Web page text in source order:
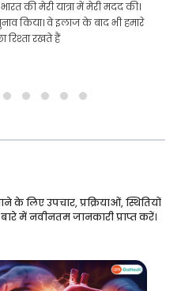
की मेरी यात्रा में मेरी मदद की।
किया। वे इलाज के बाद भी हमारे
रिश्ता रखते हैं
लिए उपचार, प्रक्रियाओं, स्थितियों
में नवीनतम जानकारी प्राप्त करें।